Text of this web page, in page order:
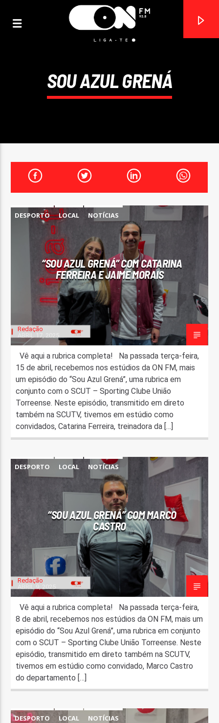
ON FM
LIGA-TE
ON FM
SOU AZUL GRENÁ
DESPORTO LOCAL NOTÍCIAS
“SOU AZUL GRENÁ” COM CATARINA
FERREIRA E JAIME MORAIS
Redação
Vê aqui a rubrica completa! Na passada terça-feira,
15 de abril, recebemos nos estúdios da ON FM, mais
um episódio do “Sou Azul Grená”, uma rubrica em
conjunto com o SCUT – Sporting Clube União
Torreense. Neste episódio, transmitido em direto
também na SCUTV, tivemos em estúdio como
convidados, Catarina Ferreira, treinadora da […]
DESPORTO LOCAL NOTÍCIAS
“SOU AZUL GRENÁ” COM MARCO
CASTRO
Redação
Vê aqui a rubrica completa! Na passada terça-feira,
8 de abril, recebemos nos estúdios da ON FM, mais um
episódio do “Sou Azul Grená”, uma rubrica em conjunto
com o SCUT – Sporting Clube União Torreense. Neste
episódio, transmitido em direto também na SCUTV,
tivemos em estúdio como convidado, Marco Castro
do departamento […]
DESPORTO LOCAL NOTÍCIAS